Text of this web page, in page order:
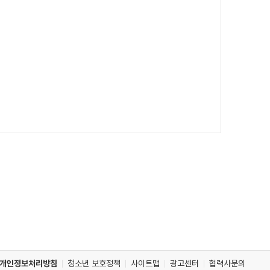
개인정보처리방침 청소년 보호정책 사이트맵 광고센터 협력사문의